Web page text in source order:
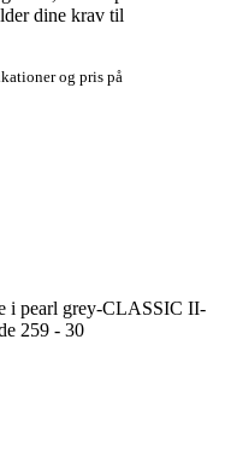
dine krav til
og pris på
i pearl grey-CLASSIC II-
259 - 30